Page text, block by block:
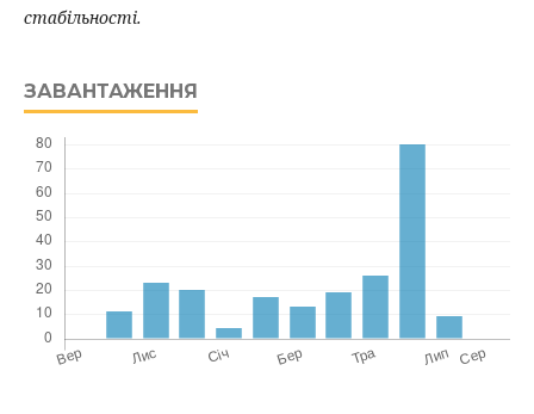
стабільності.
ЗАВАНТАЖЕННЯ